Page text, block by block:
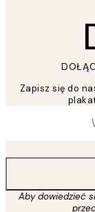
Zapisz się do
Aby dowiedzieć